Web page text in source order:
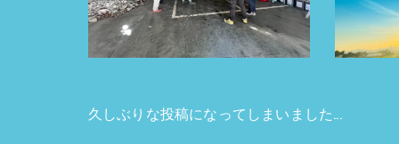
久しぶりな投稿になってしまいました...